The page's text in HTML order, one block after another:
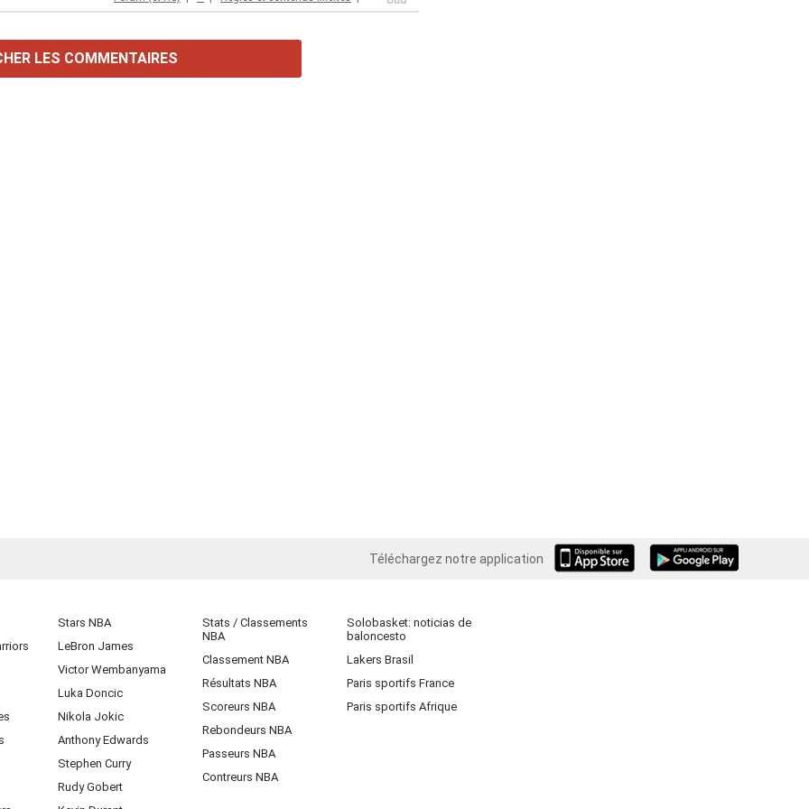
LES COMMENTAIRES
Téléchargez notre application
iOS Android
Stars NBA
LeBron James
Victor Wembanyama
Luka Doncic
Nikola Jokic
Anthony Edwards
Stephen Curry
Rudy Gobert
Stats / Classements
NBA
Classement NBA
Résultats NBA
Scoreurs NBA
Rebondeurs NBA
Passeurs NBA
Contreurs NBA
Solobasket: noticias de
baloncesto
Lakers Brasil
Paris sportifs France
Paris sportifs Afrique